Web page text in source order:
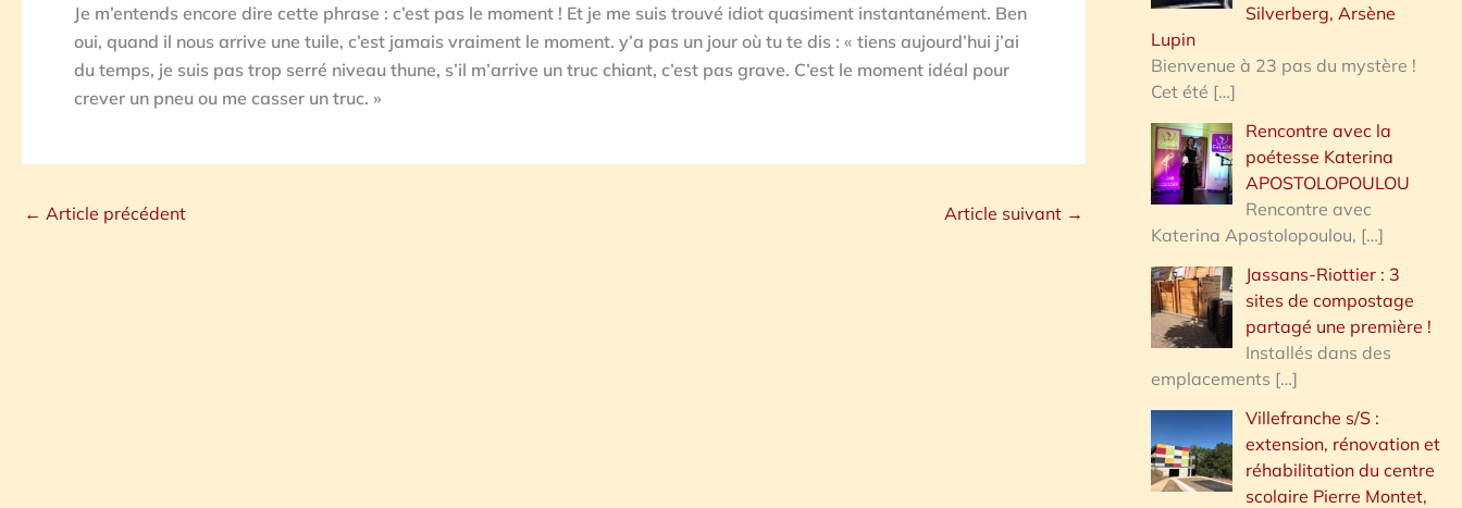
Je m’entends encore dire cette phrase : c’est pas le moment ! Et je me suis trouvé idiot quasiment instantanément. Ben
oui, quand il nous arrive une tuile, c’est jamais vraiment le moment. y’a pas un jour où tu te dis : « tiens aujourd’hui j’ai
du temps, je suis pas trop serré niveau thune, s’il m’arrive un truc chiant, c’est pas grave. C’est le moment idéal pour
crever un pneu ou me casser un truc. »
← Article précédent Article suivant →
Silverberg, Arsène
Lupin
Bienvenue à 23 pas du mystère !
Cet été […]
Rencontre avec la
poétesse Katerina
APOSTOLOPOULOU
Rencontre avec
Katerina Apostolopoulou, […]
Jassans-Riottier : 3
sites de compostage
partagé une première !
Installés dans des
emplacements […]
Villefranche s/S :
extension, rénovation et
réhabilitation du centre
scolaire Pierre Montet,